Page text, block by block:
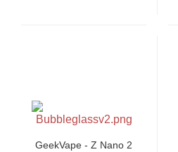
GeekVape - Z Nano 2